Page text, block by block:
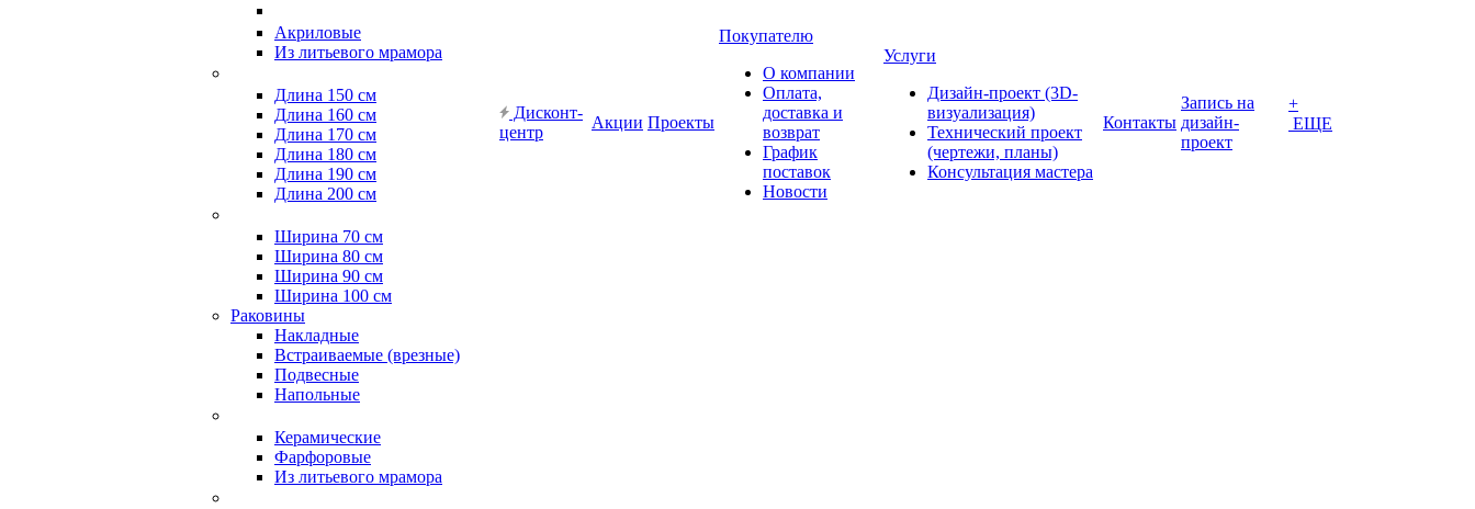
Акриловые
Из литьевого мрамора
Длина 150 см
Длина 160 см
Длина 170 см
Длина 180 см
Длина 190 см
Длина 200 см
Ширина 70 см
Ширина 80 см
Ширина 90 см
Ширина 100 см
Раковины
Накладные
Встраиваемые (врезные)
Подвесные
Напольные
Керамические
Фарфоровые
Из литьевого мрамора
Дисконт-
центр
Акции Проекты
Покупателю
О компании
Оплата,
доставка и
возврат
График
поставок
Новости
Услуги
Дизайн-проект (3D-
визуализация)
Технический проект
(чертежи, планы)
Консультация мастера
Контакты
Запись на
дизайн-
проект
+
ЕЩЕ